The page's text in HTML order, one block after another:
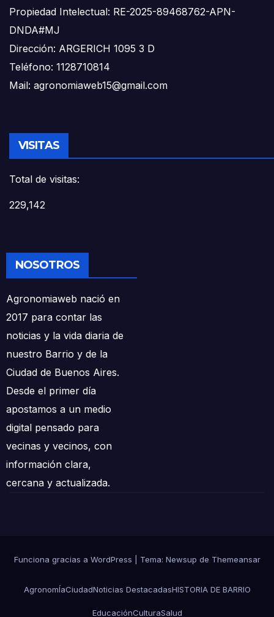
Propiedad Intelectual: RE-2025-89468762-APN-
DNDA#MJ
Dirección: ARGERICH 1095 3 D
Teléfono: 1128710814
Mail: agronomiaweb15@gmail.com
VISITAS
Total de visitas:
229,142
NOSOTROS
Agronomiaweb nació en
2017 para contar las
noticias y la vida diaria de
nuestro Barrio y de la
Ciudad de Buenos Aires.
Desde el primer día
apostamos a un medio
digital pensado para
vecinas y vecinos, con
información clara,
cercana y actualizada.
Funciona gracias a WordPress Tema: Newsup de Themeansar
AgronomÍaCiudadNoticias DestacadasHISTORIA DE BARRIO
EducaciónCulturaSalud